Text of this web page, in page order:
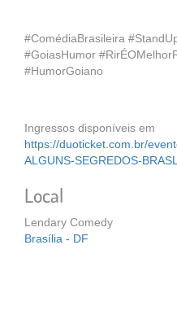
#ComédiaBrasileira
#GoiasHumor
#HumorGoiano
Ingressos disponíveis em
https://duoticket.com.br/
ALGUNS-SEGREDOS-
Local
Lendary Comedy
Brasília - DF